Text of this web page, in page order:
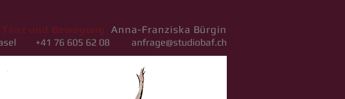
und Bewegung Anna-Franziska Bürgin
+41 76 605 62 08 anfrage@studiobaf.ch